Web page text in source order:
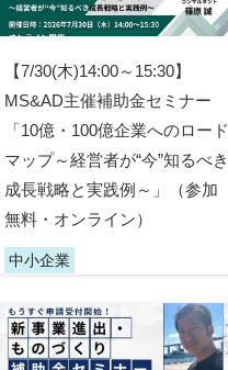
【7/30(木)14:00～15:30】
MS&AD主催補助金セミナー
「10億・100億企業へのロード
マップ～経営者が“今”知るべき
成長戦略と実践例～」（参加
無料・オンライン）
中小企業